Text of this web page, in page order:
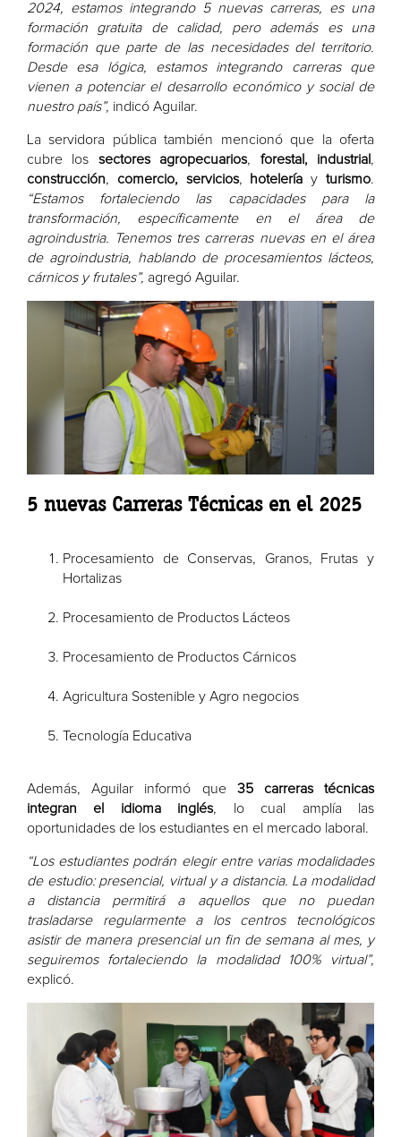
2024, estamos integrando 5 nuevas carreras, es una
formación gratuita de calidad, pero además es una
formación que parte de las necesidades del territorio.
Desde esa lógica, estamos integrando carreras que
vienen a potenciar el desarrollo económico y social de
nuestro país”, indicó Aguilar.
La servidora pública también mencionó que la oferta
cubre los sectores agropecuarios, forestal, industrial ,
construcción, comercio, servicios, hotelería yturismo.
“Estamos fortaleciendo las capacidades para la
transformación, específicamente en el área de
agroindustria. Tenemos tres carreras nuevas en el área
de agroindustria, hablando de procesamientos lácteos,
cárnicos y frutales”, agregó Aguilar.
5 nuevas Carreras Técnicas en el 2025
Procesamiento de Conservas, Granos, Frutas y
Hortalizas
Procesamiento de Productos Lácteos
Procesamiento de Productos Cárnicos
Agricultura Sostenible y Agro negocios
Tecnología Educativa
Además, Aguilar informó que 35 carreras técnicas
integran el idioma inglés, lo cual amplía las
oportunidades de los estudiantes en el mercado laboral.
“Los estudiantes podrán elegir entre varias modalidades
de estudio: presencial, virtual y a distancia. La modalidad
a distancia permitirá a aquellos que no puedan
trasladarse regularmente a los centros tecnológicos
asistir de manera presencial un fin de semana al mes, y
seguiremos fortaleciendo la modalidad 100% virtual”,
explicó.